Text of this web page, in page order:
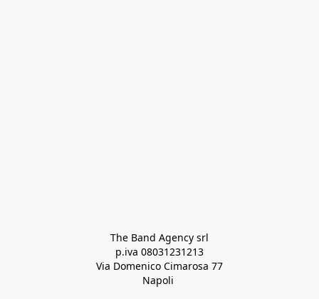
The Band Agency srl
p.iva 08031231213
Via Domenico Cimarosa 77
Napoli